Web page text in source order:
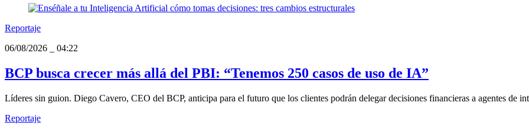
Reportaje
06/08/2026
04:22
BCP busca crecer más allá del PBI: “Tenemos 250 casos de uso de IA”
Líderes sin guion. Diego Cavero, CEO del BCP, anticipa para el futuro que los clientes podrán delegar decisiones financieras a agentes de
Reportaje